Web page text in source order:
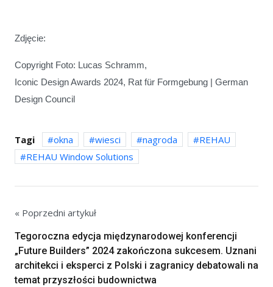
Zdjęcie:
Copyright Foto: Lucas Schramm,
Iconic Design Awards 2024, Rat für Formgebung | German
Design Council
Tagi okna wiesci nagroda
REHAU
REHAU Window Solutions
« Poprzedni artykuł
Tegoroczna edycja międzynarodowej konferencji
„Future Builders” 2024 zakończona sukcesem. Uznani
architekci i eksperci z Polski i zagranicy debatowali na
temat przyszłości budownictwa